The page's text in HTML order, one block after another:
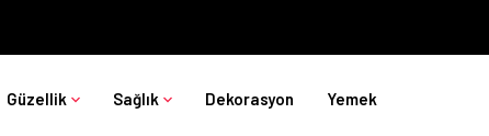
Güzellik Sağlık Dekorasyon Yemek